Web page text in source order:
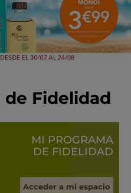
Fidelidad
MI PROGRAMA
DE FIDELIDAD
Acceder a mi espacio